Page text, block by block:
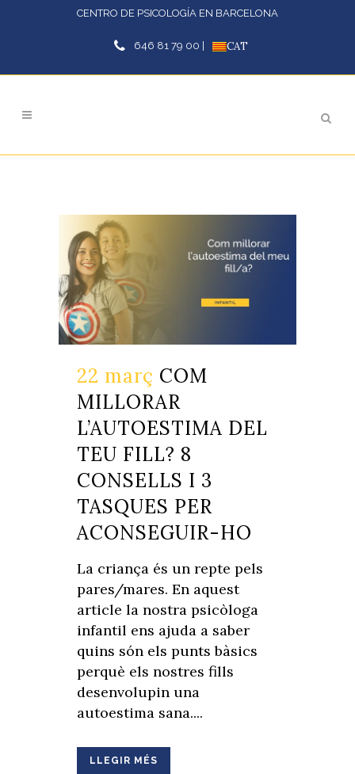
CENTRO DE PSICOLOGÍA EN BARCELONA
646 81 79 00 | CAT
22 març COM
MILLORAR
L’AUTOESTIMA DEL
TEU FILL? 8
CONSELLS I 3
TASQUES PER
ACONSEGUIR-HO
La criança és un repte pels
pares/mares. En aquest
article la nostra psicòloga
infantil ens ajuda a saber
quins són els punts bàsics
perquè els nostres fills
desenvolupin una
autoestima sana....
LLEGIR MÉS